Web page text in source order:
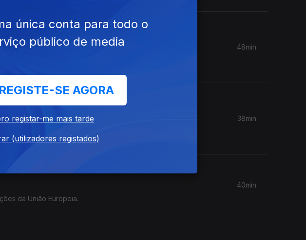
direitos humanos do Parlamento
48min
da Bolsa de Valores do
38min
da União Europeia.
40min
única conta para todo o
público de media
REGISTE-SE AGORA
registar-me mais tarde
(utilizadores registados)